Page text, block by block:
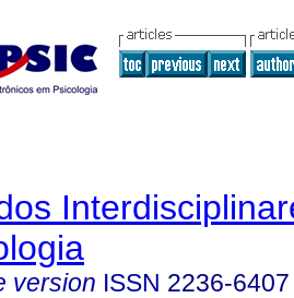
version ISSN 2236-6407